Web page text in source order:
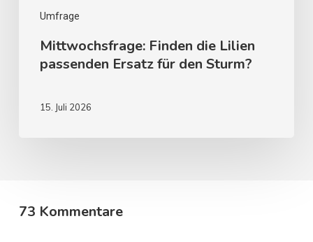
Umfrage
Mittwochsfrage: Finden die Lilien
passenden Ersatz für den Sturm?
15. Juli 2026
73 Kommentare